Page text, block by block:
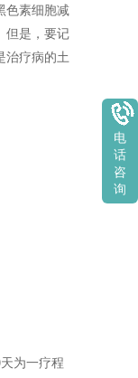
色素细胞减
但是，要记
治疗病的土
为一疗程
电
话
咨
询